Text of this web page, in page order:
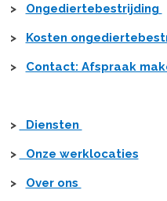
> Ongediertebestrijding
> Kosten
> Contact: Afspraak
> Diensten
> Onze werklocaties
> Over ons